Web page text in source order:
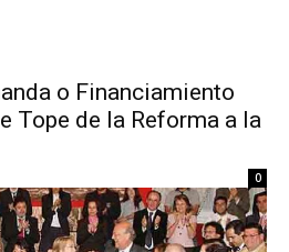
o Financiamiento
Tope de la Reforma a la
0